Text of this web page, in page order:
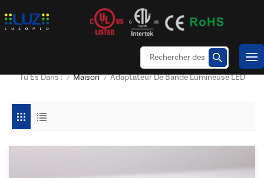
Tu Es Dans : / Maison / Adaptateur De Bande Lumineuse LED